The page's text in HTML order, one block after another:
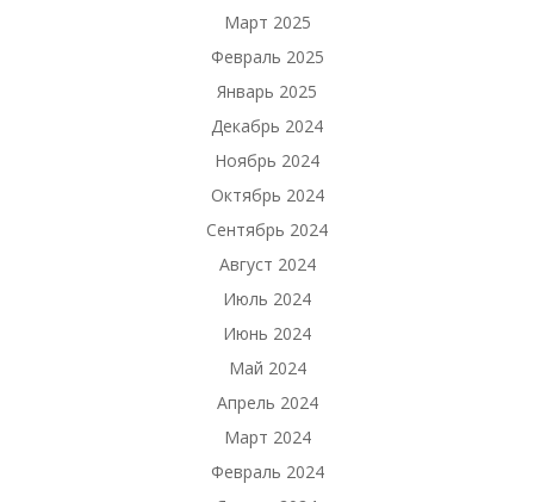
Март 2025
Февраль 2025
Январь 2025
Декабрь 2024
Ноябрь 2024
Октябрь 2024
Сентябрь 2024
Август 2024
Июль 2024
Июнь 2024
Май 2024
Апрель 2024
Март 2024
Февраль 2024